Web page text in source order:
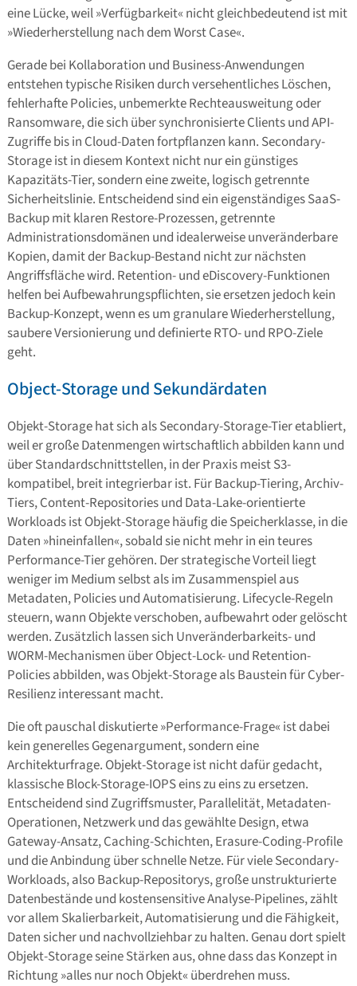
eine Lücke, weil »Verfügbarkeit« nicht gleichbedeutend ist mit
»Wiederherstellung nach dem Worst Case«.
Gerade bei Kollaboration und Business-Anwendungen
entstehen typische Risiken durch versehentliches Löschen,
fehlerhafte Policies, unbemerkte Rechteausweitung oder
Ransomware, die sich über synchronisierte Clients und API-
Zugriffe bis in Cloud-Daten fortpflanzen kann. Secondary-
Storage ist in diesem Kontext nicht nur ein günstiges
Kapazitäts-Tier, sondern eine zweite, logisch getrennte
Sicherheitslinie. Entscheidend sind ein eigenständiges SaaS-
Backup mit klaren Restore-Prozessen, getrennte
Administrationsdomänen und idealerweise unveränderbare
Kopien, damit der Backup-Bestand nicht zur nächsten
Angriffsfläche wird. Retention- und eDiscovery-Funktionen
helfen bei Aufbewahrungspflichten, sie ersetzen jedoch kein
Backup-Konzept, wenn es um granulare Wiederherstellung,
saubere Versionierung und definierte RTO- und RPO-Ziele
geht.
Object-Storage und Sekundärdaten
Objekt-Storage hat sich als Secondary-Storage-Tier etabliert,
weil er große Datenmengen wirtschaftlich abbilden kann und
über Standardschnittstellen, in der Praxis meist S3-
kompatibel, breit integrierbar ist. Für Backup-Tiering, Archiv-
Tiers, Content-Repositories und Data-Lake-orientierte
Workloads ist Objekt-Storage häufig die Speicherklasse, in die
Daten »hineinfallen«, sobald sie nicht mehr in ein teures
Performance-Tier gehören. Der strategische Vorteil liegt
weniger im Medium selbst als im Zusammenspiel aus
Metadaten, Policies und Automatisierung. Lifecycle-Regeln
steuern, wann Objekte verschoben, aufbewahrt oder gelöscht
werden. Zusätzlich lassen sich Unveränderbarkeits- und
WORM-Mechanismen über Object-Lock- und Retention-
Policies abbilden, was Objekt-Storage als Baustein für Cyber-
Resilienz interessant macht.
Die oft pauschal diskutierte »Performance-Frage« ist dabei
kein generelles Gegenargument, sondern eine
Architekturfrage. Objekt-Storage ist nicht dafür gedacht,
klassische Block-Storage-IOPS eins zu eins zu ersetzen.
Entscheidend sind Zugriffsmuster, Parallelität, Metadaten-
Operationen, Netzwerk und das gewählte Design, etwa
Gateway-Ansatz, Caching-Schichten, Erasure-Coding-Profile
und die Anbindung über schnelle Netze. Für viele Secondary-
Workloads, also Backup-Repositorys, große unstrukturierte
Datenbestände und kostensensitive Analyse-Pipelines, zählt
vor allem Skalierbarkeit, Automatisierung und die Fähigkeit,
Daten sicher und nachvollziehbar zu halten. Genau dort spielt
Objekt-Storage seine Stärken aus, ohne dass das Konzept in
Richtung »alles nur noch Objekt« überdrehen muss.